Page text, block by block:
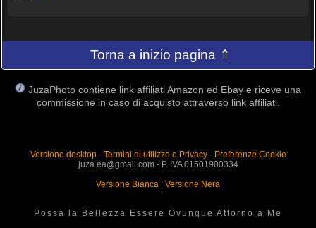
Torna a inizio pagina ⇑
JuzaPhoto contiene link affiliati Amazon ed Ebay e riceve una
commissione in caso di acquisto attraverso link affiliati.
Versione desktop- Termini di utilizzo e Privacy- Preferenze Cookie
juza.ea@gmail.com - P. IVA 01501900334
Versione Bianca
Versione Nera
Possa la Bellezza Essere Ovunque Attorno a Me